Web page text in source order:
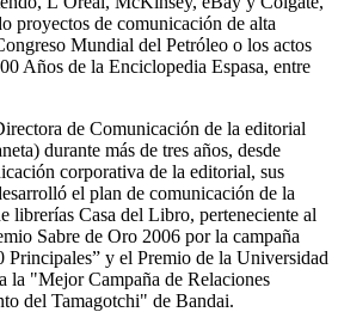
proyectos de comunicación de alta
Mundial del Petróleo o los actos
Años de la Enciclopedia Espasa, entre
de Comunicación de la editorial
durante más de tres años, desde
corporativa de la editorial, sus
el plan de comunicación de la
librerías Casa del Libro, perteneciente al
Sabre de Oro 2006 por la campaña
Principales” y el Premio de la Universidad
la "Mejor Campaña de Relaciones
del Tamagotchi" de Bandai.